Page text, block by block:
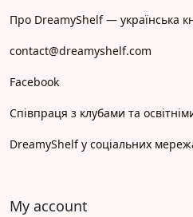
Про DreamyShelf — українська
contact@dreamyshelf.com
Facebook
Співпраця з клубами та
DreamyShelf у соціальних
My account